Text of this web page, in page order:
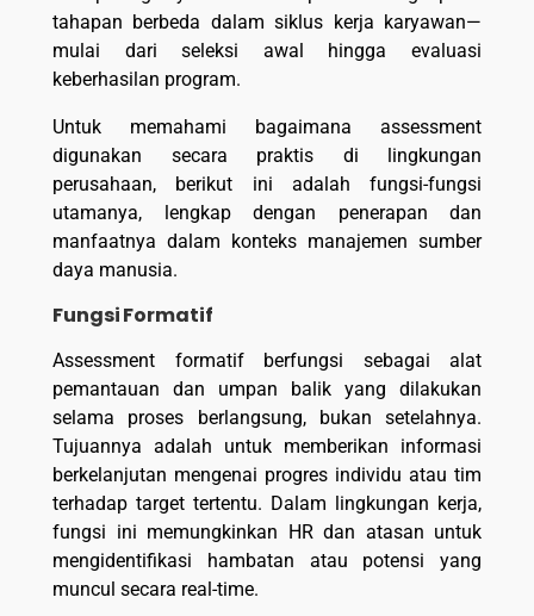
tahapan berbeda dalam siklus kerja karyawan—
mulai dari seleksi awal hingga evaluasi
keberhasilan program.
Untuk memahami bagaimana assessment
digunakan secara praktis di lingkungan
perusahaan, berikut ini adalah fungsi-fungsi
utamanya, lengkap dengan penerapan dan
manfaatnya dalam konteks manajemen sumber
daya manusia.
Fungsi Formatif
Assessment formatif berfungsi sebagai alat
pemantauan dan umpan balik yang dilakukan
selama proses berlangsung, bukan setelahnya.
Tujuannya adalah untuk memberikan informasi
berkelanjutan mengenai progres individu atau tim
terhadap target tertentu. Dalam lingkungan kerja,
fungsi ini memungkinkan HR dan atasan untuk
mengidentifikasi hambatan atau potensi yang
muncul secara real-time.